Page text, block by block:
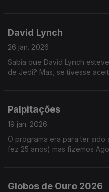
David Lynch
26 jan. 2026
Sabia que David Lynch
de Jedi? Mas, se tivesse
Palpitações
19 jan. 2026
O programa era para ter
fez 25 anos) mas fizemos
Globos de Ouro 2026